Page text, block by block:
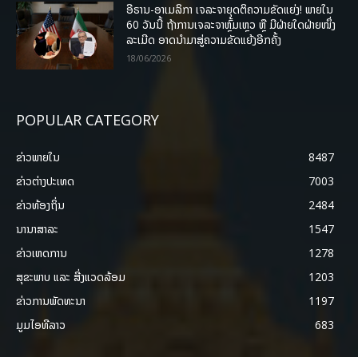
ອີຣານ-ອາເມລິກາ ເຈລະຈາຍຸດຕິຄວາມຂັດແຍ່ງ! ພາຍໃນ
60 ວັນນີ້ ຖ້າການເຈລະຈາຫຼົ້ມເຫຼວ ຫຼື ມີຝ່າຍໃດຝ່າຍໜຶ່ງ
ລະເມີດ ອາດນໍາມາສູ່ຄວາມຂັດແຍ້ງອີກຄັ້ງ
18/06/2026
POPULAR CATEGORY
ຂ່າວພາຍ​ໃນ
8487
ຂ່າວຕ່າງປະເທດ
7003
ຂ່າວທ້ອງຖິ່ນ
2484
ນານາສາລະ
1547
ຂ່າວເຫດການ
1278
ສຸຂະພາບ ແລະ ສີ່ງແວດລ້ອມ
1203
ຂ່າວການພັດທະນາ
1197
ມູມໄອທີລາວ
683